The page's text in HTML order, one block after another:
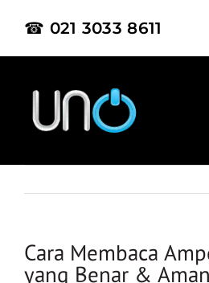
☎ 021 3033 8611
Cara Membaca
yang Benar &